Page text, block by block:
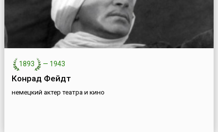
1893 — 1943
Конрад Фейдт
немецкий актер театра и кино